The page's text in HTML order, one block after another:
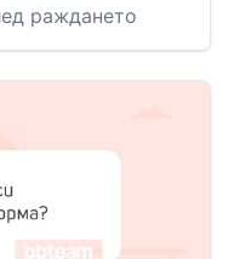
раждането